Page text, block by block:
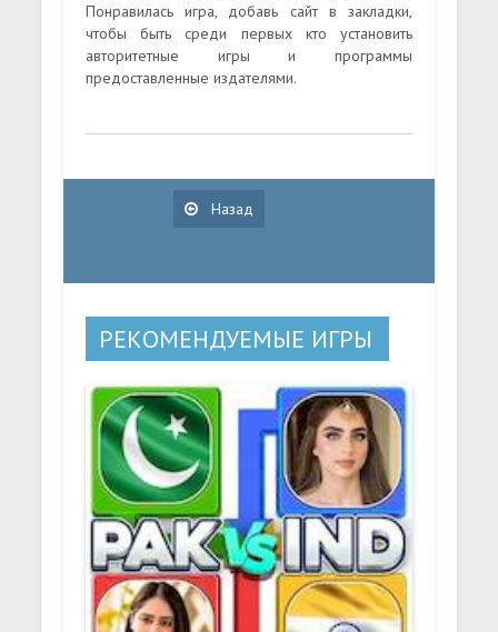
Понравилась игра, добавь сайт в закладки,
чтобы быть среди первых кто установить
авторитетные игры и программы
предоставленные издателями.
Назад
РЕКОМЕНДУЕМЫЕ ИГРЫ